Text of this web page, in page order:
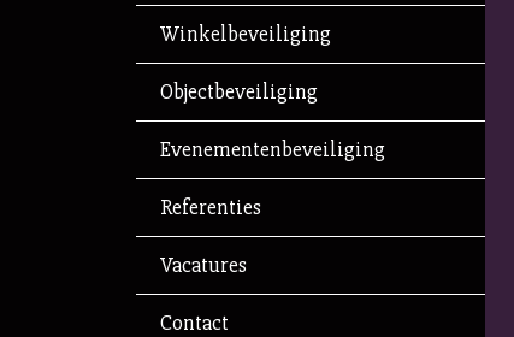
Winkelbeveiliging
Objectbeveiliging
Evenementenbeveiliging
Referenties
Vacatures
Contact